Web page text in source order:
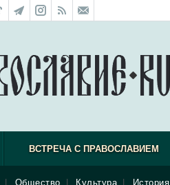
ВСТРЕЧА С ПРАВОСЛАВИЕМ
Общество Культура История